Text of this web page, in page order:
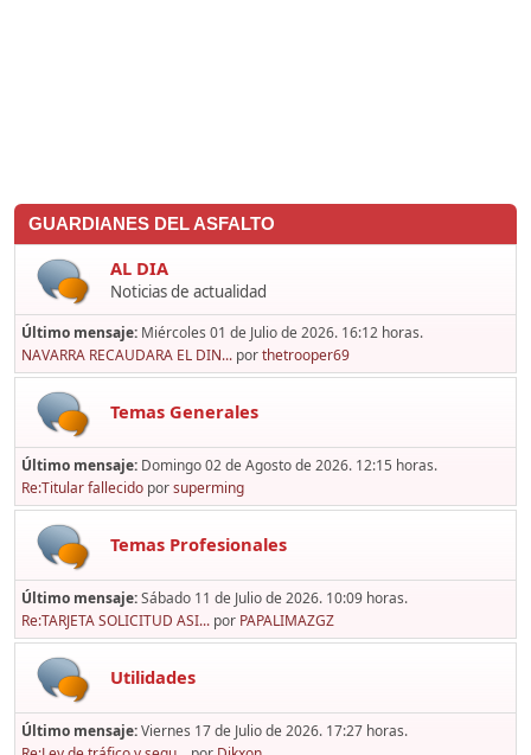
GUARDIANES DEL ASFALTO
AL DIA
Noticias de actualidad
Último mensaje: Miércoles 01 de Julio de 2026. 16:12 horas.
NAVARRA RECAUDARA EL DIN... porthetrooper69
Temas Generales
Último mensaje: Domingo 02 de Agosto de 2026. 12:15 horas.
Re:Titular fallecido porsuperming
Temas Profesionales
Último mensaje:Sábado 11 de Julio de 2026. 10:09 horas.
Re:TARJETA SOLICITUD ASI... por PAPALIMAZGZ
Utilidades
Último mensaje:Viernes 17 de Julio de 2026. 17:27 horas.